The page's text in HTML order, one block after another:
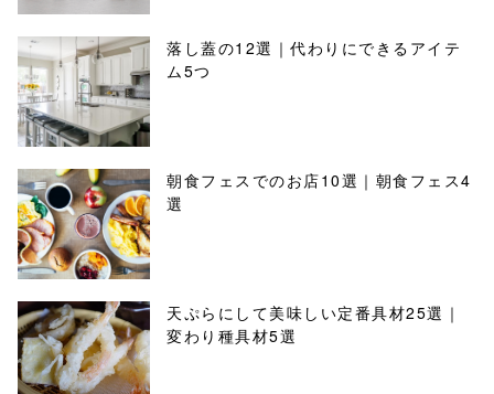
落し蓋の12選｜代わりにできるアイテ
ム5つ
朝食フェスでのお店10選｜朝食フェス4
選
天ぷらにして美味しい定番具材25選｜
変わり種具材5選